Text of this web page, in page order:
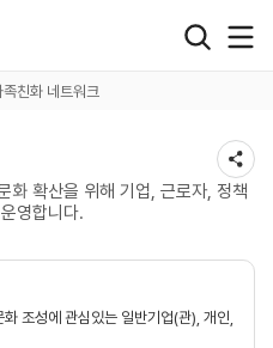
족친화 네트워크
화 확산을 위해 기업, 근로자, 정책
영합니다.
조성에 관심있는 일반기업(관), 개인,